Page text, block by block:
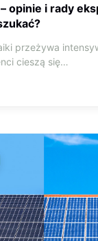
opinie i rady
przeżywa
cieszą się…